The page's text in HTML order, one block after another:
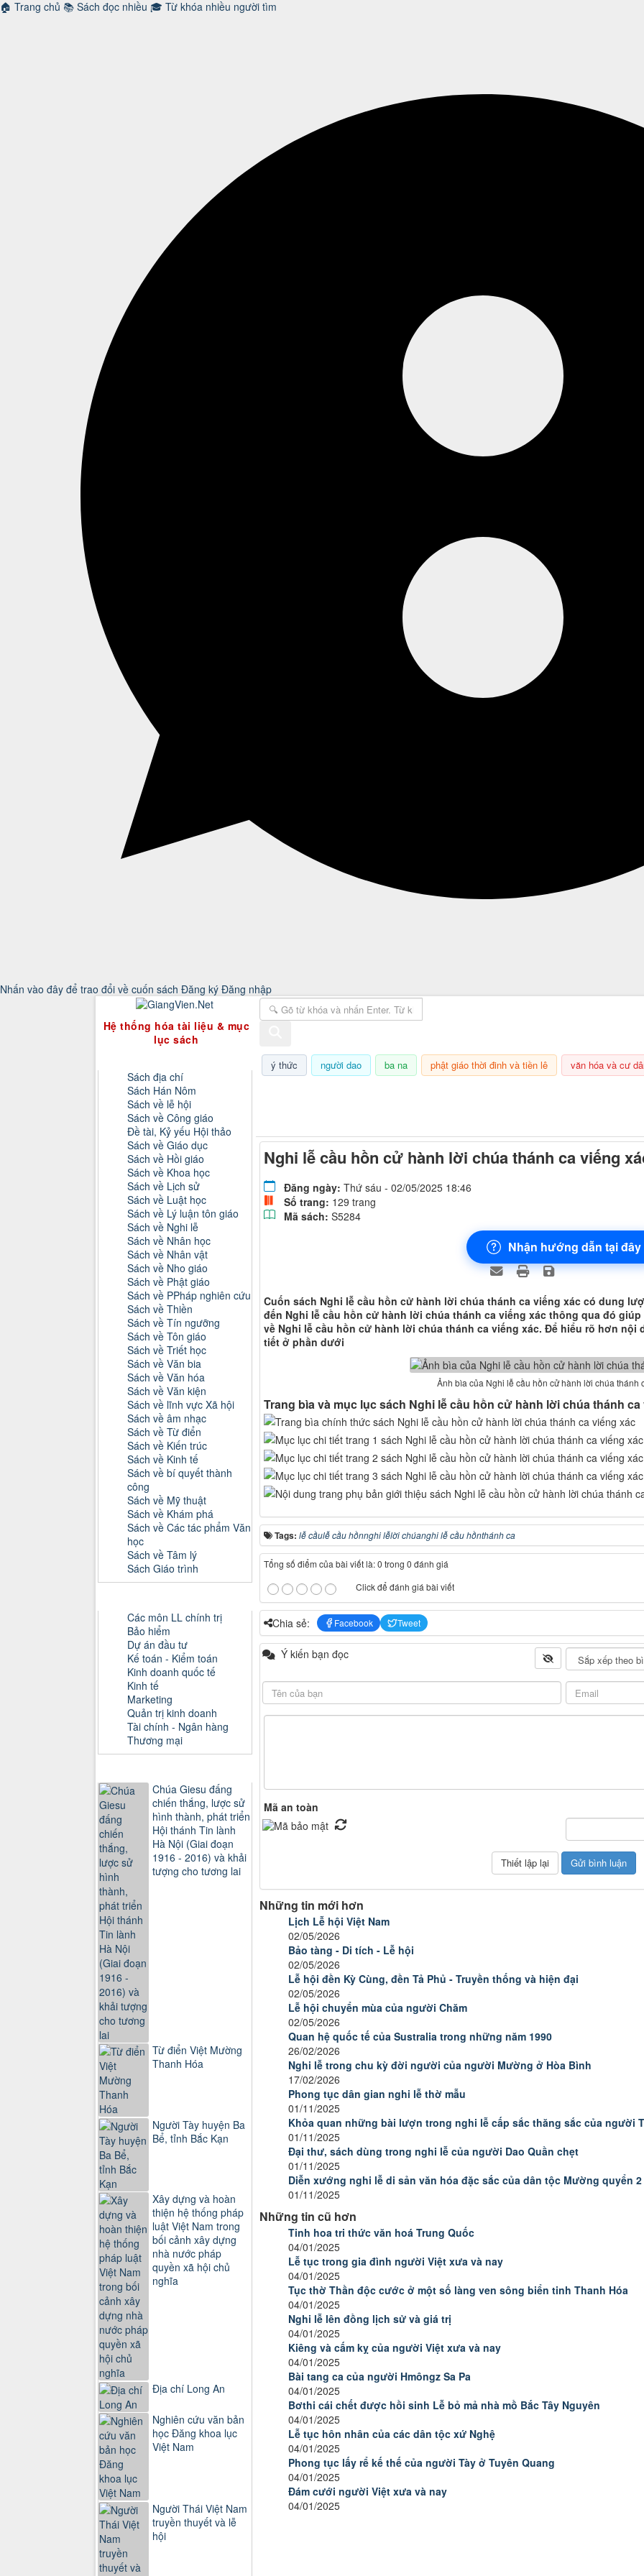
🏠 Trang chủ 📚 Sách đọc nhiều 🎓 Từ khóa nhiều người tìm
Nhấn vào đây để trao đổi về cuốn sách Đăng ký Đăng nhập
ý thức người dao ba na phật giáo thời đinh và tiền lê văn hóa và cư
Nghi lễ cầu hồn cử hành lời chúa thánh ca viếng
Đăng ngày: Thứ sáu - 02/05/2025 18:46
Số trang: 129 trang
Mã sách: S5284
Nhận hướng dẫn tại đây
Cuốn sách Nghi lễ cầu hồn cử hành lời chúa thánh ca viếng xác có dung
đến Nghi lễ cầu hồn cử hành lời chúa thánh ca viếng xác thông qua đó
về Nghi lễ cầu hồn cử hành lời chúa thánh ca viếng xác. Để hiểu rõ hơn nội
tiết ở phần dưới
Ảnh bìa của Nghi lễ cầu hồn cử hành lời chúa thánh
Trang bìa và mục lục sách Nghi lễ cầu hồn cử hành lời chúa thánh
Tags: lễ cầulễ cầu hồnnghi lễlời chúanghi lễ cầu hồnthánh ca
Tổng số điểm của bài viết là: 0 trong 0 đánh giá
Click để đánh giá bài viết
Chia sẻ: Facebook Tweet
Ý kiến bạn đọc
Mã an toàn
Những tin mới hơn
Lịch Lễ hội Việt Nam
02/05/2026
Bảo tàng - Di tích - Lễ hội
02/05/2026
Lễ hội đền Kỳ Cùng, đền Tả Phủ - Truyền thống và hiện đại
02/05/2026
Lễ hội chuyển mùa của người Chăm
02/05/2026
Quan hệ quốc tế của Sustralia trong những năm 1990
26/02/2026
Nghi lễ trong chu kỳ đời người của người Mường ở Hòa Bình
17/02/2026
Phong tục dân gian nghi lễ thờ mẫu
01/11/2025
Khỏa quan những bài lượn trong nghi lễ cấp sắc thăng sắc của người
01/11/2025
Đại thư, sách dùng trong nghi lễ của người Dao Quần chẹt
01/11/2025
Diễn xướng nghi lễ di sản văn hóa đặc sắc của dân tộc Mường quyển 2
01/11/2025
Những tin cũ hơn
Tinh hoa tri thức văn hoá Trung Quốc
04/01/2025
Lễ tục trong gia đình người Việt xưa và nay
04/01/2025
Tục thờ Thần độc cước ở một số làng ven sông biển tinh Thanh Hóa
04/01/2025
Nghi lễ lên đồng lịch sử và giá trị
04/01/2025
Kiêng và cấm kỵ của người Việt xưa và nay
04/01/2025
Bài tang ca của người Hmôngz Sa Pa
04/01/2025
Bơthi cái chết được hồi sinh Lễ bỏ mả nhà mồ Bắc Tây Nguyên
04/01/2025
Lễ tục hôn nhân của các dân tộc xứ Nghệ
04/01/2025
Phong tục lấy rể kế thế của người Tày ở Tuyên Quang
04/01/2025
Đám cưới người Việt xưa và nay
04/01/2025
GiangVien.Net - Hệ thống hóa tài liệu & mục lục sách
Hệ thống hóa tài liệu & mục
lục sách
Sách địa chí
Sách Hán Nôm
Sách về lễ hội
Sách về Công giáo
Đề tài, Kỷ yếu Hội thảo
Sách về Giáo dục
Sách về Hồi giáo
Sách về Khoa học
Sách về Lịch sử
Sách về Luật học
Sách về Lý luận tôn giáo
Sách về Nghi lễ
Sách về Nhân học
Sách về Nhân vật
Sách về Nho giáo
Sách về Phật giáo
Sách về PPháp nghiên cứu
Sách về Thiền
Sách về Tín ngưỡng
Sách về Tôn giáo
Sách về Triết học
Sách về Văn bia
Sách về Văn hóa
Sách về Văn kiện
Sách về lĩnh vực Xã hội
Sách về âm nhạc
Sách về Từ điển
Sách về Kiến trúc
Sách về Kinh tế
Sách về bí quyết thành
công
Sách về Mỹ thuật
Sách về Khám phá
Sách về Các tác phẩm Văn
học
Sách về Tâm lý
Sách Giáo trình
Các môn LL chính trị
Bảo hiểm
Dự án đầu tư
Kế toán - Kiểm toán
Kinh doanh quốc tế
Kinh tế
Marketing
Quản trị kinh doanh
Tài chính - Ngân hàng
Thương mại
Chúa Giesu đấng
chiến thắng, lược sử
hình thành, phát triển
Hội thánh Tin lành
Hà Nội (Giai đoạn
1916 - 2016) và khải
tượng cho tương lai
Từ điển Việt Mường
Thanh Hóa
Người Tày huyện Ba
Bể, tỉnh Bắc Kạn
Xây dựng và hoàn
thiện hệ thống pháp
luật Việt Nam trong
bối cảnh xây dựng
nhà nước pháp
quyền xã hội chủ
nghĩa
Địa chí Long An
Nghiên cứu văn bản
học Đăng khoa lục
Việt Nam
Người Thái Việt Nam
truyền thuyết và lễ
hội